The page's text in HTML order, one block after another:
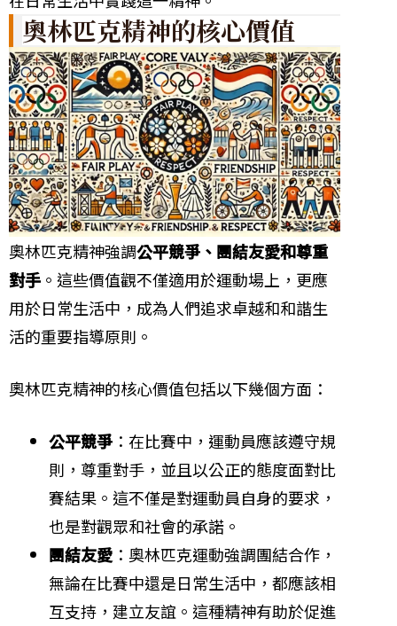
奧林匹克精神的核心價值
奧林匹克精神強調公平競爭、團結友愛和尊重
對手 。這些價值觀不僅適用於運動場上，更應
用於日常生活中，成為人們追求卓越和和諧生
活的重要指導原則。
奧林匹克精神的核心價值包括以下幾個方面：
公平競爭 ：在比賽中，運動員應該遵守規
則，尊重對手，並且以公正的態度面對比
賽結果。這不僅是對運動員自身的要求，
也是對觀眾和社會的承諾。
團結友愛 ：奧林匹克運動強調團結合作，
無論在比賽中還是日常生活中，都應該相
互支持，建立友誼。這種精神有助於促進